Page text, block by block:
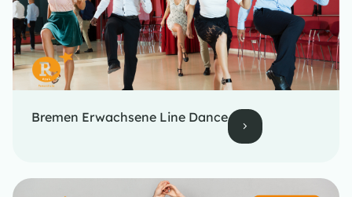
Bremen Erwachsene Line Dance